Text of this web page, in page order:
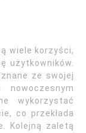
wiele korzyści,
użytkowników.
ze swojej
nowoczesnym
wykorzystać
co przekłada
Kolejną zaletą